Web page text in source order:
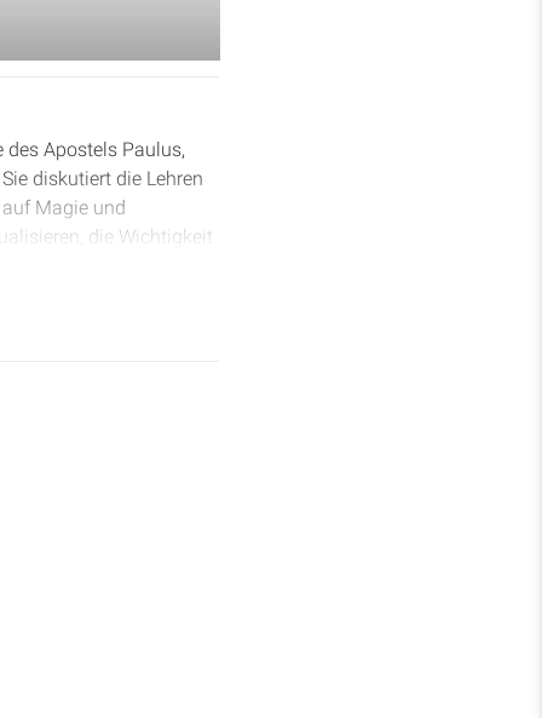
Apostels Paulus,
diskutiert die Lehren
Magie und
die Wichtigkeit